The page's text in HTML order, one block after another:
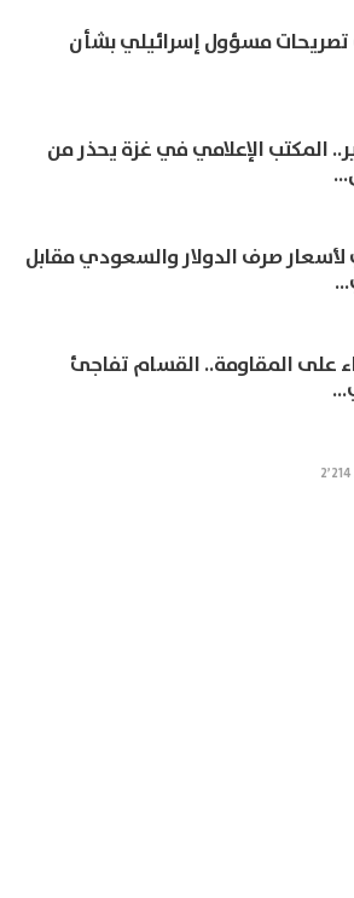
مسؤول إسرائيلي بشأن
الإعلامي في غزة يحذر من
صرف الدولار والسعودي مقابل
على المقاومة.. القسام تفاجئ